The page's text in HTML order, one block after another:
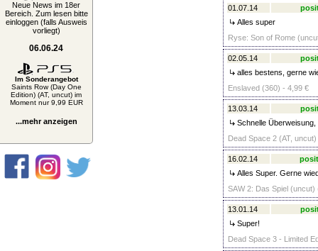
Neue News im 18er
Bereich. Zum lesen bitte
einloggen (falls Ausweis
vorliegt)
06.06.24
Im Sonderangebot
Saints Row (Day One
Edition) (AT, uncut) im
Moment nur 9,99 EUR
...mehr anzeigen
01.07.14
Alles super
Ryse: Son of Rome
02.05.14
alles bestens, gerne
Enslaved (360) - 4,99 €
13.03.14
Schnelle
Dead Space 2 (AT,
16.02.14
Alles Super. Gerne
SAW 2: Das Spiel (uncut)
13.01.14
Super!
Dead Space 3 - Limited